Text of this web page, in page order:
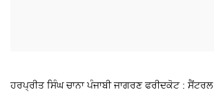
ਹਰਪ੍ਰੀਤ ਸਿੰਘ ਚਾਨਾ ਪੰਜਾਬੀ ਜਾਗਰਣ ਫਰੀਦਕੋਟ :